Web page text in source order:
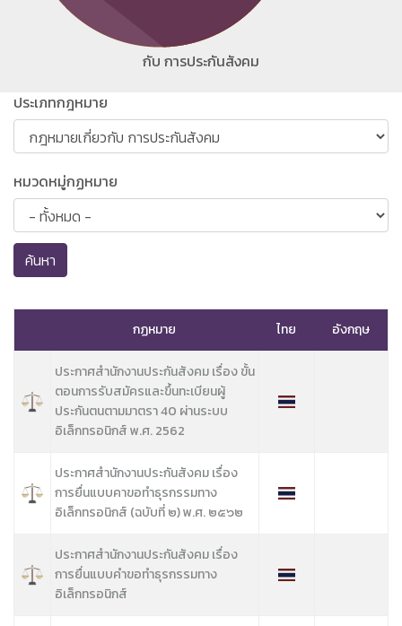
กับ การประกันสังคม
ประเภทกฎหมาย
หมวดหมู่กฏหมาย
ค้นหา
กฏหมาย ไทย อังกฤษ
ประกาศสำนักงานประกันสังคม เรื่อง ขั้น
ตอนการรับสมัครและขึ้นทะเบียนผู้
ประกันตนตามมาตรา 40 ผ่านระบบ
อิเล็กทรอนิกส์ พ.ศ. 2562
ประกาศสำนักงานประกันสังคม เรื่อง
การยื่นแบบคาขอทำธุรกรรมทาง
อิเล็กทรอนิกส์ (ฉบับที่ ๒) พ.ศ. ๒๕๖๒
ประกาศสำนักงานประกันสังคม เรื่อง
การยื่นแบบคำขอทำธุรกรรมทาง
อิเล็กทรอนิกส์